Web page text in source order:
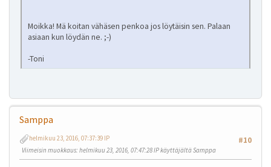
Moikka! Mä koitan vähäsen penkoa jos löytäisin sen. Palaan
asiaan kun löydän ne. ;-)
-Toni
Samppa
#10
helmikuu 23, 2016, 07:37:39 IP
Viimeisin muokkaus: helmikuu 23, 2016, 07:47:28 IP käyttäjältä Samppa